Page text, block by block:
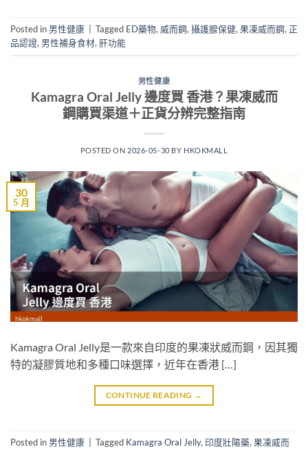
Posted in 男性健康 Tagged ED藥物, 威而鋼,攝護腺保健,果凍威而鋼, 正
品認證, 男性補身食材, 肝功能
男性健康
Kamagra Oral Jelly 邊度買 香港？果凍威而
鋼購買渠道＋正貨分辨完整指南
POSTED ON 2026-05-30 BY HKOKMALL
30
5 月
Kamagra Oral Jelly是一款來自印度的果凍狀威而鋼，因其獨
特的凝膠質地和多種口味選擇，近年在香港 […]
CONTINUE READING →
Posted in 男性健康 Tagged Kamagra Oral Jelly,印度壯陽藥,果凍威而